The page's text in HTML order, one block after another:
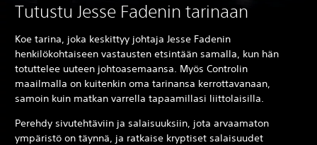
Tutustu Jesse Fadenin tarinaan
Koe tarina, joka keskittyy johtaja Jesse Fadenin
henkilökohtaiseen vastausten etsintään samalla, kun hän
totuttelee uuteen johtoasemaansa. Myös Controlin
maailmalla on kuitenkin oma tarinansa kerrottavanaan,
samoin kuin matkan varrella tapaamillasi liittolaisilla.
Perehdy sivutehtäviin ja salaisuuksiin, jota arvaamaton
ympäristö on täynnä, ja ratkaise kryptiset salaisuudet